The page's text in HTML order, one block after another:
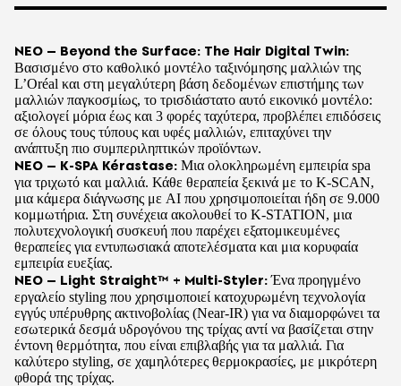
ΝΕΟ – Beyond the Surface: The Hair Digital Twin:
Βασισμένο στο καθολικό μοντέλο ταξινόμησης μαλλιών της
L’Oréal και στη μεγαλύτερη βάση δεδομένων επιστήμης των
μαλλιών παγκοσμίως, το τρισδιάστατο αυτό εικονικό μοντέλο:
αξιολογεί μόρια έως και 3 φορές ταχύτερα, προβλέπει επιδόσεις
σε όλους τους τύπους και υφές μαλλιών, επιταχύνει την
ανάπτυξη πιο συμπεριληπτικών προϊόντων.
ΝΕΟ – K-SPA Kérastase: Μια ολοκληρωμένη εμπειρία spa
για τριχωτό και μαλλιά. Κάθε θεραπεία ξεκινά με το K-SCAN,
μια κάμερα διάγνωσης με AI που χρησιμοποιείται ήδη σε 9.000
κομμωτήρια. Στη συνέχεια ακολουθεί το K-STATION, μια
πολυτεχνολογική συσκευή που παρέχει εξατομικευμένες
θεραπείες για εντυπωσιακά αποτελέσματα και μια κορυφαία
εμπειρία ευεξίας.
ΝΕΟ – Light Straight™ + Multi-Styler:Ένα προηγμένο
εργαλείο styling που χρησιμοποιεί κατοχυρωμένη τεχνολογία
εγγύς υπέρυθρης ακτινοβολίας (Near-IR) για να διαμορφώνει τα
εσωτερικά δεσμά υδρογόνου της τρίχας αντί να βασίζεται στην
έντονη θερμότητα, που είναι επιβλαβής για τα μαλλιά. Για
καλύτερο styling, σε χαμηλότερες θερμοκρασίες, με μικρότερη
φθορά της τρίχας.